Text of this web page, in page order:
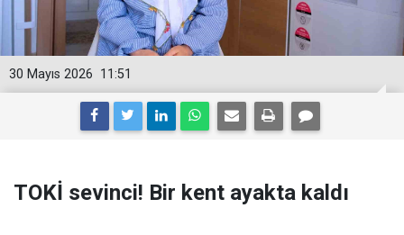
11:51
30 Mayıs 2026
TOKİ sevinci! Bir kent ayakta kaldı